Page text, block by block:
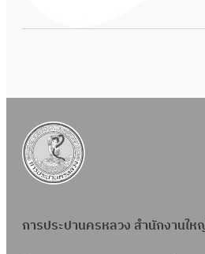
การประปานครหลวง สำนักงานให